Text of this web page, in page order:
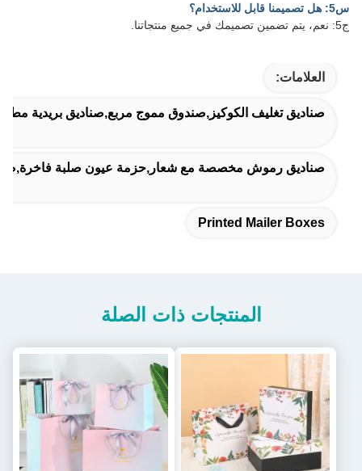
س5: هل تصميمنا قابل للاستخدام؟
ج5: نعم، يتم تضمين تصميمك في جميع منتجاتنا.
العلامات:
صناديق تغليف الكوكيز,صندوق مموج مربع,صناديق بريدية
صناديق رموش مخصصة مع شعار,حزمة عيون صلبة
Printed Mailer Boxes
المنتجات ذات الصلة